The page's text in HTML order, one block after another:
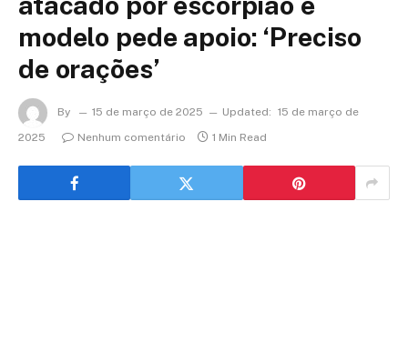
modelo pede apoio: ‘Preciso
de orações’
By 15 de março de 2025 Updated: 15 de março de
2025
Nenhum comentário 1 Min Read